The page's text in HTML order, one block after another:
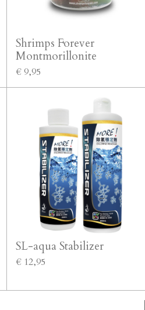
Shrimps Forever
Montmorillonite
€ 9,95
SL-aqua Stabilizer
€ 12,95